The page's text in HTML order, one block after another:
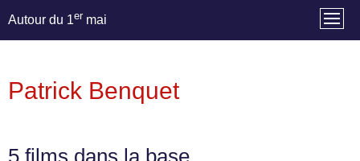
Autour du 1er mai
Patrick Benquet
5 films dans la base